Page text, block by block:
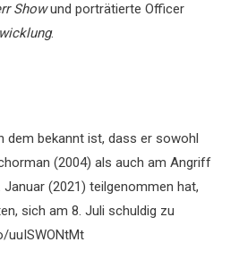
Showund porträtierte Officer
.
dem bekannt ist, dass er sowohl
(2004) als auch am Angriff
(2021) teilgenommen hat,
sich am 8. Juli schuldig zu
uuISWONtMt